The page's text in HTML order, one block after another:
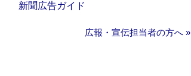
新聞広告ガイド
広報・宣伝担当者の方へ »